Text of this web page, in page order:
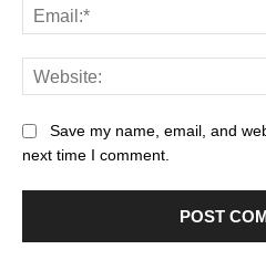
Save my name, email, and
next time I comment.